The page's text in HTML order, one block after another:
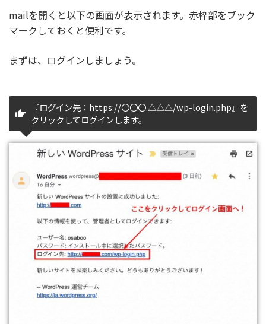
mailを開くと以下の画面が表示されます。赤枠部をブック
マークしておくと便利です。
まずは、ログインしましょう。
『ログイン先：https://〇〇〇.△△△/wp-login.php』を
クリックしてログインします。